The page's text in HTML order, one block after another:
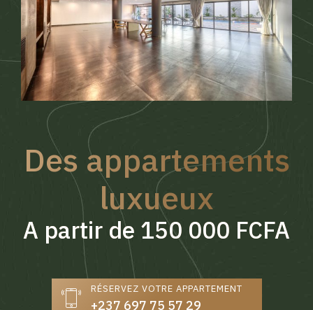
Des appartements
luxueux
A partir de 150 000 FCFA
RÉSERVEZ VOTRE APPARTEMENT
+237 697 75 57 29